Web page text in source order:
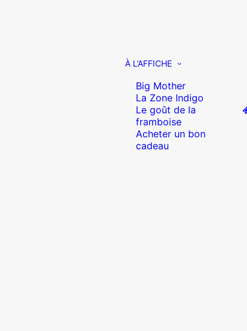
À L’AFFICHE
Big Mother
La Zone Indigo
Le goût de la
framboise
Acheter un bon
cadeau